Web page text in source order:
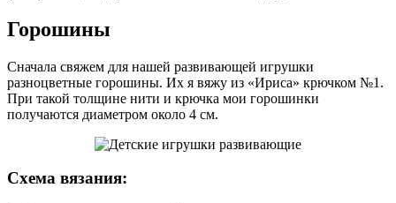
Горошины
Сначала свяжем для нашей развивающей игрушки
разноцветные горошины. Их я вяжу из «Ириса» крючком №1.
При такой толщине нити и крючка мои горошинки
получаются диаметром около 4 см.
Схема вязания: